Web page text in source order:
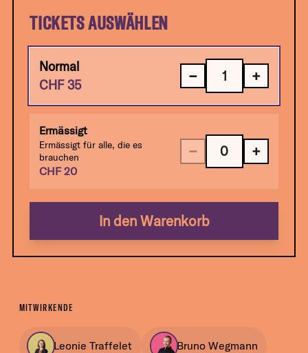
TICKETS AUSWÄHLEN
Normal
CHF35
− +
Ermässigt
Ermässigt für alle, die es
brauchen
CHF20
− +
In den Warenkorb
MITWIRKENDE
Leonie Traffelet Bruno Wegmann